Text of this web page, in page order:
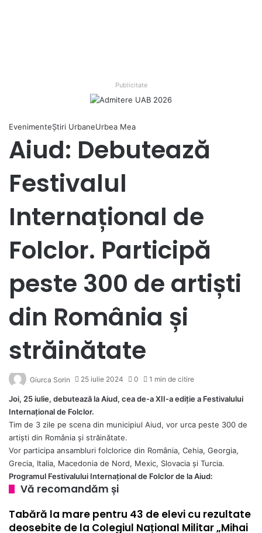
Publicitate
EvenimenteŞtiri UrbaneUrbea Mea
Aiud: Debutează
Festivalul
Internațional de
Folclor. Participă
peste 300 de artiști
din România și
străinătate
Giurca Sorin 25 iulie 2024 0 1 min de citire
Joi, 25 iulie, debutează la Aiud, cea de-a XII-a ediție a Festivalului
Internațional de Folclor.
Tim de 3 zile pe scena din municipiul Aiud, vor urca peste 300 de
artiști din România și străinătate.
Vor participa ansambluri folclorice din România, Cehia, Georgia,
Grecia, Italia, Macedonia de Nord, Mexic, Slovacia și Turcia.
Programul Festivalului Internațional de Folclor de la Aiud:
Vă recomandăm și
Tabără la mare pentru 43 de elevi cu rezultate
deosebite de la Colegiul Național Militar „Mihai